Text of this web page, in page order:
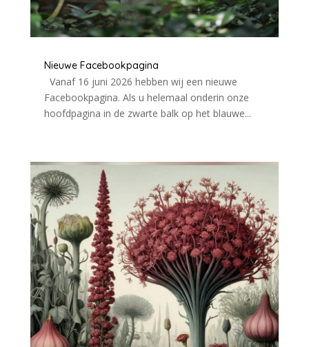
Nieuwe Facebookpagina
Vanaf 16 juni 2026 hebben wij een nieuwe
Facebookpagina. Als u helemaal onderin onze
hoofdpagina in de zwarte balk op het blauwe...